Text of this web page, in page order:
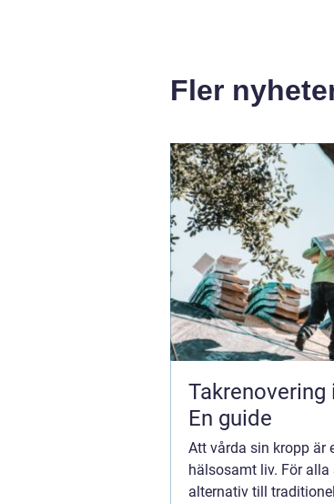
Fler
Takrenovering
En guide
Att vårda sin kropp är
hälsosamt liv. För
alternativ till